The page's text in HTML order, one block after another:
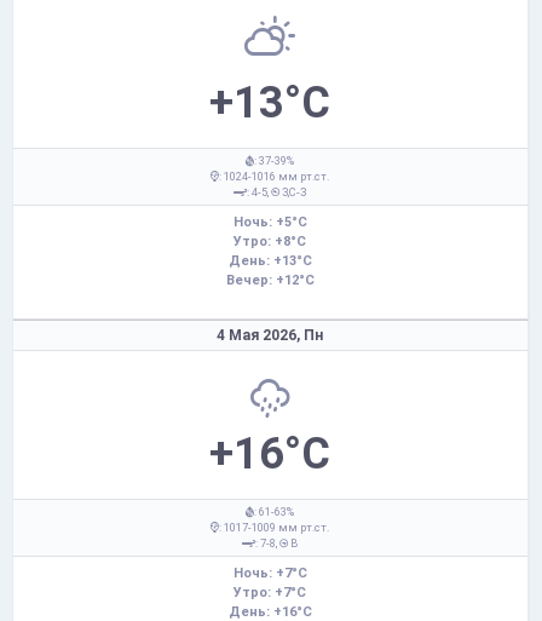
+13°C
: 37-39%
: 1024-1016 мм рт.ст.
: 4-5,
З,С-З
Ночь: +5°C
Утро: +8°C
День: +13°C
Вечер: +12°C
4 Мая 2026, Пн
+16°C
: 61-63%
: 1017-1009 мм рт.ст.
: 7-8,
В
Ночь: +7°C
Утро: +7°C
День: +16°C